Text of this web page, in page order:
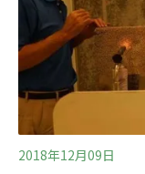
2018年12月09日